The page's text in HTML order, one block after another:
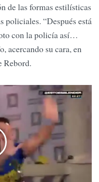
de las formas estilísticas
policiales. “Después está
con la policía así…
acercando su cara, en
Rebord.